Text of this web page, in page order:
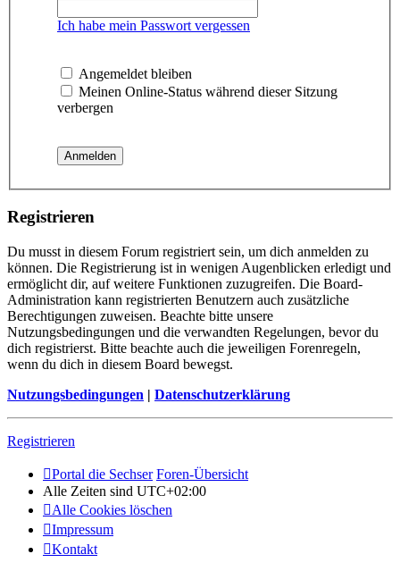
Ich habe mein Passwort vergessen
Angemeldet bleiben
Meinen Online-Status während dieser Sitzung
verbergen
Registrieren
Du musst in diesem Forum registriert sein, um dich anmelden zu
können. Die Registrierung ist in wenigen Augenblicken erledigt und
ermöglicht dir, auf weitere Funktionen zuzugreifen. Die Board-
Administration kann registrierten Benutzern auch zusätzliche
Berechtigungen zuweisen. Beachte bitte unsere
Nutzungsbedingungen und die verwandten Regelungen, bevor du
dich registrierst. Bitte beachte auch die jeweiligen Forenregeln,
wenn du dich in diesem Board bewegst.
Nutzungsbedingungen | Datenschutzerklärung
Registrieren
Portal die Sechser Foren-Übersicht
Alle Zeiten sind UTC+02:00
Alle Cookies löschen
Impressum
Kontakt